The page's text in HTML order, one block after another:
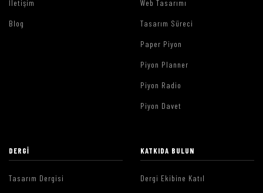
İletişim
Blog
Web Tasarımı
Tasarım Süreci
Paper Piyon
Piyon Planner
Piyon Radio
Piyon Davet
DERGI
Tasarım Dergisi
KATKIDA BULUN
Dergi Ekibine Katıl